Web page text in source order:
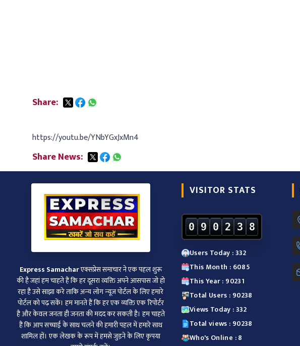
Share:
https://youtu.be/YNbYGxJxMn4
Share News:
Express Samacharएक्सप्रेस समाचार ने एक पहल शुरू
की है जहां हम चाहते हैं कि हर दूसरा व्‍यक्ति अपने आसपास जो हो
रहा है उसे साझा करे ताकि अन्‍य लोग न्‍यूज पोर्टल के लिए हमारे
पोर्टल को पढ़ सकें। हम मानते हैं कि हर एक व्यक्ति एक रिपोर्टर
है और केवल जनता ही जनता की मदद कर सकती है। हम चाहते
हैं कि आप सच्चाई के साथ चलने की हमारी पहल में हमारे साथ
शामिल हों। एक लेखक के रूप में हमसे जुड़ने के लिए कृपया
VISITOR STATS
0 9 0 2 3 8
Users Today : 332
This Month : 6085
This Year : 90231
Total Users : 90238
Views Today : 332
Total views : 90238
Who's Online : 8